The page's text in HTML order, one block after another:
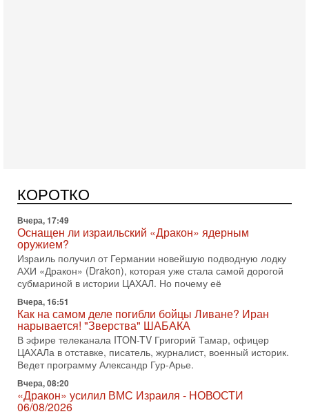
КОРОТКО
АХИ «Дракон» (Drakon), которая уже стала самой дорогой
субмариной в истории ЦАХАЛ. Но почему её
Вчера, 16:51
Как на самом деле погибли бойцы Ливане? Иран
нарывается! "Зверства" ШАБАКА
В эфире телеканала ITON-TV Григорий Тамар, офицер
ЦАХАЛа в отставке, писатель, журналист, военный историк.
Ведет программу Александр Гур-Арье.
Вчера, 08:20
«Дракон» усилил ВМС Израиля - НОВОСТИ
06/08/2026
Германия передала Израилю новейшую подводную лодку
АХИ «Дракон», которую называют самой мощной
субмариной на Ближнем Востоке. Передача прошла на
5-08-2026, 18:16
Сколько ещё Нетаниягу продержится у власти?